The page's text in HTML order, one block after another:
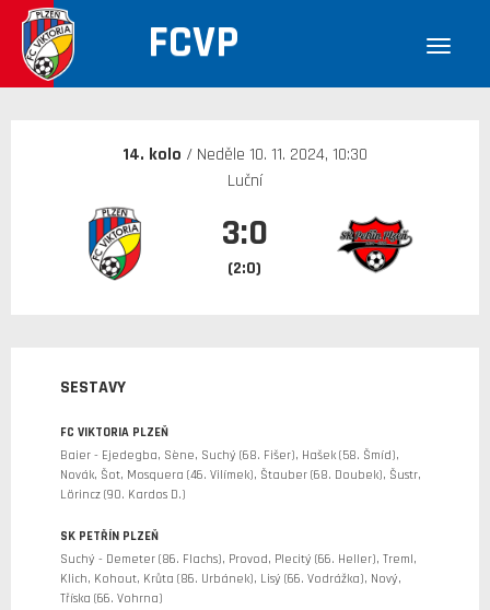
FCVP
30. 12. 1899
14. kolo / Neděle 10. 11. 2024, 10:30
Luční
3:0
(2:0)
SESTAVY
FC VIKTORIA PLZEŇ
Baier - Ejedegba, Sène, Suchý (68. Fišer), Hašek (58. Šmíd),
Novák, Šot, Mosquera (46. Vilímek), Štauber (68. Doubek), Šustr,
Lörincz (90. Kardos D.)
SK PETŘÍN PLZEŇ
Suchý - Demeter (86. Flachs), Provod, Plecitý (66. Heller), Treml,
Klich, Kohout, Krůta (86. Urbánek), Lisý (66. Vodrážka), Nový,
Tříska (66. Vohrna)